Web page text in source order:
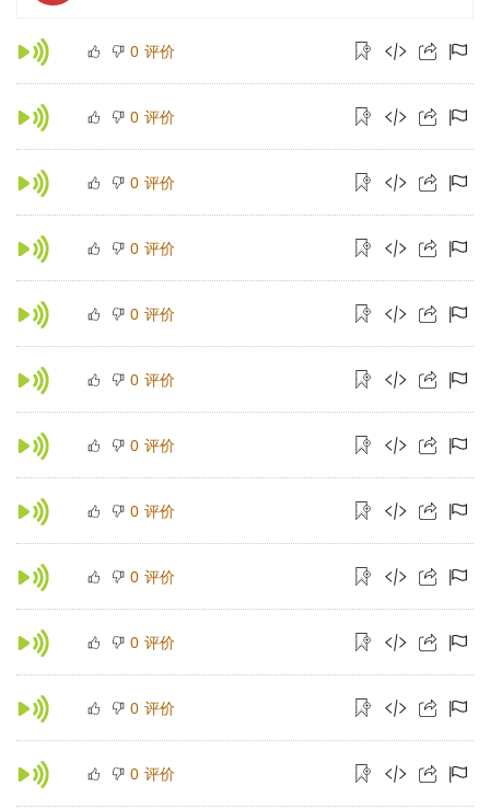
0 评价
0 评价
0 评价
0 评价
0 评价
0 评价
0 评价
0 评价
0 评价
0 评价
0 评价
0 评价